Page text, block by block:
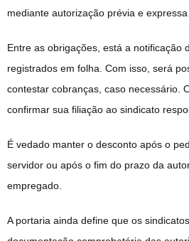
mediante autorização prévia e
Entre as obrigações, está a notificação
registrados em folha. Com isso, será
contestar cobranças, caso necessário.
confirmar sua filiação ao sindicato
É vedado manter o desconto após o
servidor ou após o fim do prazo da
empregado.
A portaria ainda define que os